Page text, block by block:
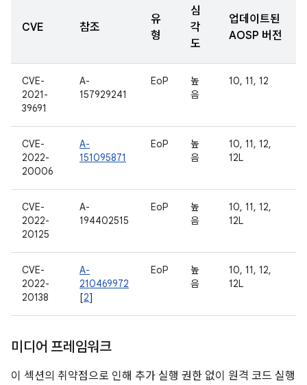
CVE 참조
유
형
심
각
도
업데이트된
AOSP 버전
CVE-
2021-
39691
A-
157929241
EoP
높
음
10, 11, 12
CVE-
2022-
20006
A-
151095871
EoP
높
음
10, 11, 12,
12L
CVE-
2022-
20125
A-
194402515
EoP
높
음
10, 11, 12,
12L
CVE-
2022-
20138
A-
210469972
[2]
EoP
높
음
10, 11, 12,
12L
미디어 프레임워크
이 섹션의 취약점으로 인해 추가 실행 권한 없이 원격 코드 실행